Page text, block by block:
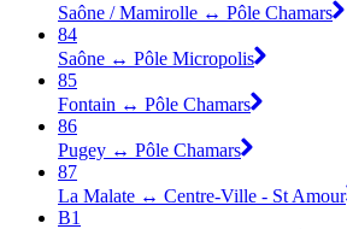
Saône / Mamirolle ↔ Pôle Chamars
84
Saône ↔ Pôle Micropolis
85
Fontain ↔ Pôle Chamars
86
Pugey ↔ Pôle Chamars
87
La Malate ↔ Centre-Ville - St Amour
B1